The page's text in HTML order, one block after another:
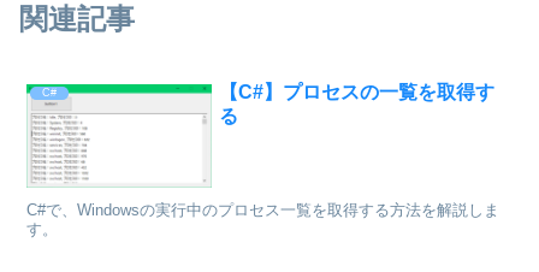
関連記事
C#
【C#】プロセスの一覧を取得す
る
C#で、Windowsの実行中のプロセス一覧を取得する方法を解説しま
す。